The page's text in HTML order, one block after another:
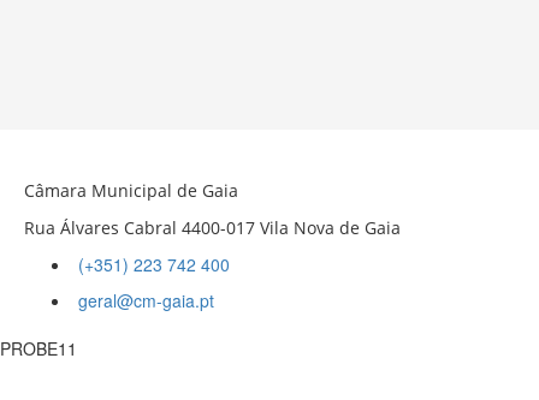
Câmara Municipal de Gaia
Rua Álvares Cabral 4400-017 Vila Nova de Gaia
(+351) 223 742 400
geral@cm-gaia.pt